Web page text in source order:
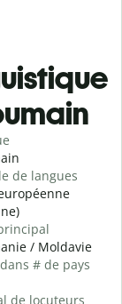
de langues
/ Moldavie
# de pays
de locuteurs